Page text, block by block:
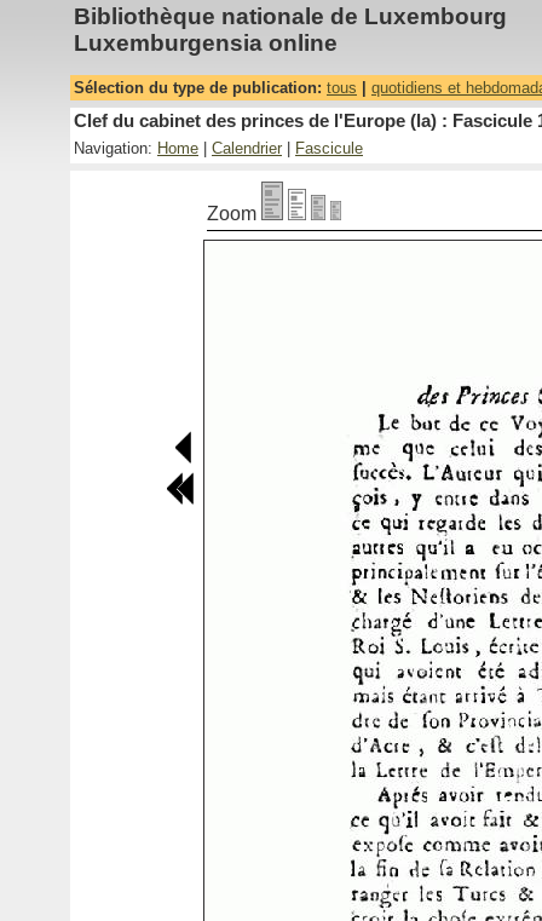
Bibliothèque nationale de Luxembourg
Luxemburgensia online
Sélection du type de publication: tous quotidiens et
Clef du cabinet des princes de l'Europe (la) : Fascicule
Navigation: Home Calendrier Fascicule
Zoom